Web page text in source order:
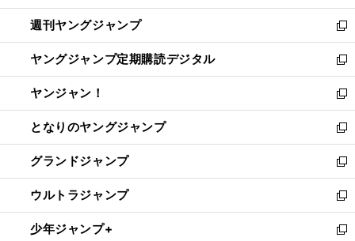
開
く
ウ
で
開
く
ン
ド
ウ
で
開
く
ウ
ィ
ン
ド
ウ
で
開
く
週刊ヤングジャンプ
新
し
い
ウ
ィ
ン
ド
ウ
で
開
く
ヤングジャンプ定期購読デジタル
新
し
い
ウ
ィ
ン
ド
ウ
で
開
く
ヤンジャン！
新
し
い
ウ
ィ
ン
ド
ウ
で
となりのヤングジャンプ
新
し
い
ウ
ィ
ン
ド
グランドジャンプ
新
し
い
ウ
ィ
ウルトラジャンプ
新
し
い
少年ジャンプ+
新